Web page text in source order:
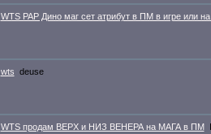
WTS РАР Дино маг сет атрибут в ПМ в игре или
wts deuse
WTS продам ВЕРХ и НИЗ ВЕНЕРА на МАГА в ПМ